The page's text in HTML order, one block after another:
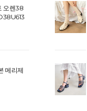
오렌38
메리제